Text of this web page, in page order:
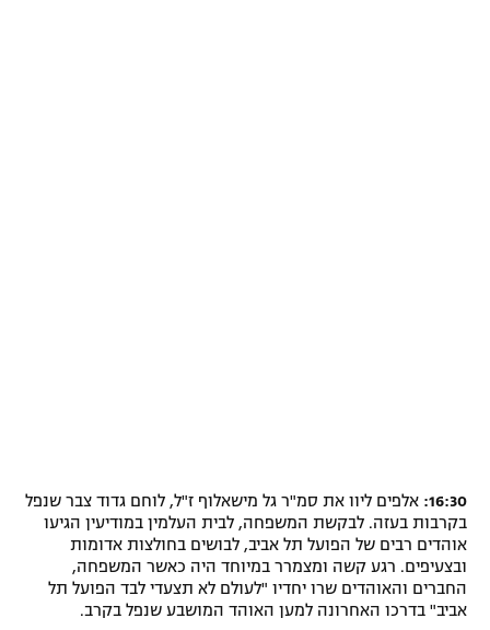
16:30: אלפים ליוו את סמ"ר גל מישאלוף ז"ל, לוחם גדוד צבר שנפל
בקרבות בעזה. לבקשת המשפחה, לבית העלמין במודיעין הגיעו
אוהדים רבים של הפועל תל אביב, לבושים בחולצות אדומות
ובצעיפים. רגע קשה ומצמרר במיוחד היה כאשר המשפחה,
החברים והאוהדים שרו יחדיו "לעולם לא תצעדי לבד הפועל תל
אביב" בדרכו האחרונה למען האוהד המושבע שנפל בקרב.